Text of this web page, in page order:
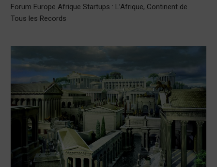
Forum Europe Afrique Startups : L’Afrique, Continent de
Tous les Records